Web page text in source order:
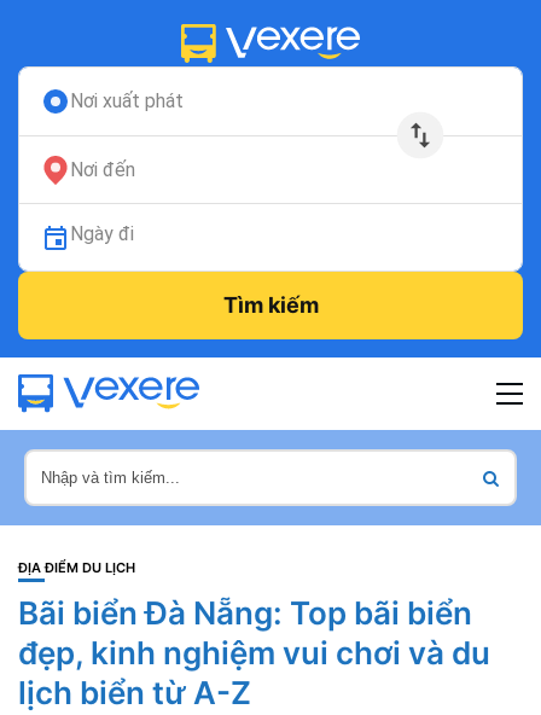
Nơi xuất phát
Nơi đến
Ngày đi
Tìm kiếm
ĐỊA ĐIỂM DU LỊCH
Bãi biển Đà Nẵng: Top bãi biển
đẹp, kinh nghiệm vui chơi và du
lịch biển từ A-Z